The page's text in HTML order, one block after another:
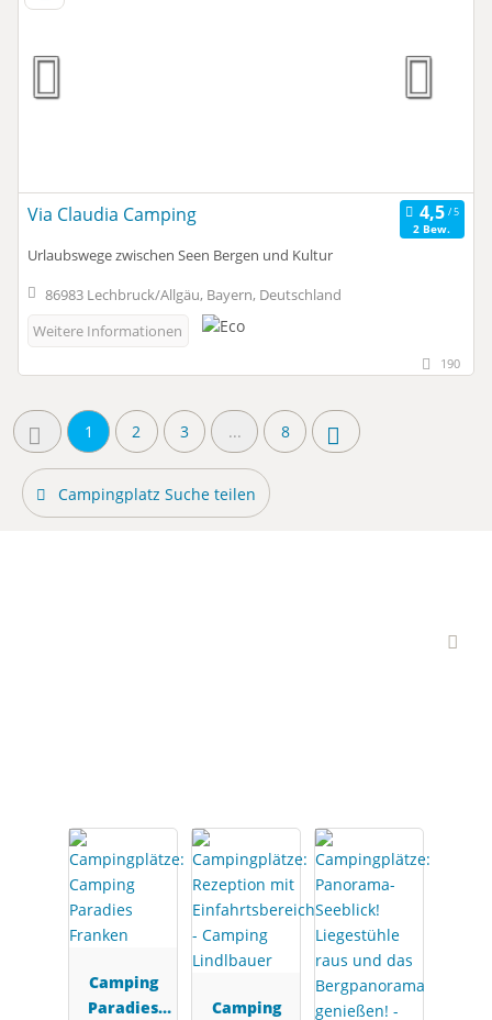
Via Claudia Camping
2 Bew.
Urlaubswege zwischen Seen Bergen und Kultur
86983 Lechbruck/Allgäu, Bayern, Deutschland
Weitere Informationen
190
1 2 3 ... 8
Campingplatz Suche teilen
Camping
Paradies
Camping